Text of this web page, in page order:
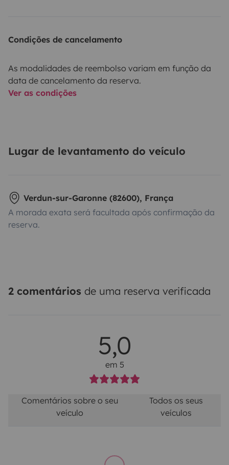
Condições de cancelamento
As modalidades de reembolso variam em função da
data de cancelamento da reserva.
Ver as condições
Lugar de levantamento do veículo
Verdun-sur-Garonne (82600), França
A morada exata será facultada após confirmação da
reserva.
2 comentários de uma reserva verificada
5,0
em 5
Comentários sobre o seu
veículo
Todos os seus
veículos